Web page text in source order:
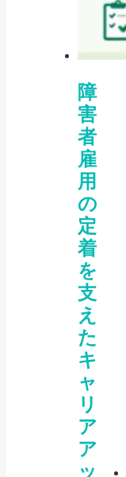
障
害
者
雇
用
の
定
着
を
支
え
た
キ
ャ
リ
ア
ア
ッ